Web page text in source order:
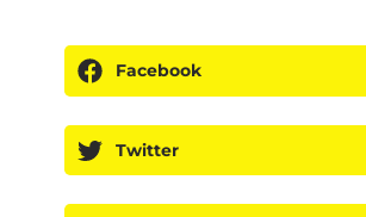
Facebook
Twitter